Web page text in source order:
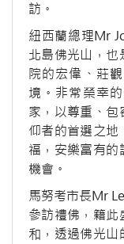
訪。
紐西蘭總理Mr
北島佛光山，也
院的宏偉、莊
境。非常榮幸
家，以尊重、包
仰者的首選之地
福，安樂富有的
機會。
馬努考市長Mr
參訪禮佛，籍此
和，透過佛光山